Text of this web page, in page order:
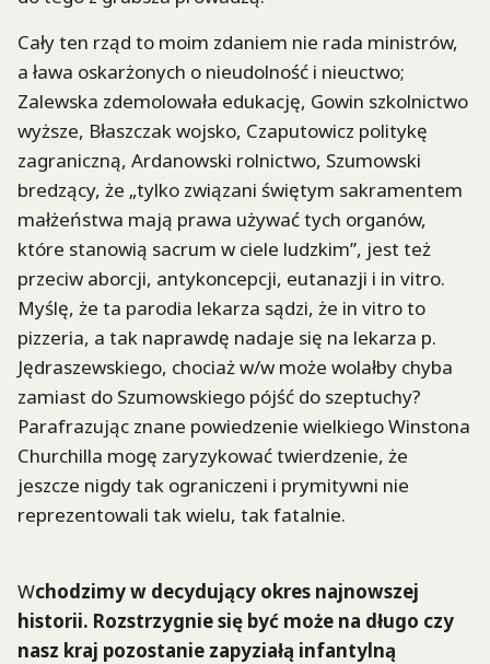
Cały ten rząd to moim zdaniem nie rada ministrów,
a ława oskarżonych o nieudolność i nieuctwo;
Zalewska zdemolowała edukację, Gowin szkolnictwo
wyższe, Błaszczak wojsko, Czaputowicz politykę
zagraniczną, Ardanowski rolnictwo, Szumowski
bredzący, że „tylko związani świętym sakramentem
małżeństwa mają prawa używać tych organów,
które stanowią sacrum w ciele ludzkim”, jest też
przeciw aborcji, antykoncepcji, eutanazji i in vitro.
Myślę, że ta parodia lekarza sądzi, że in vitro to
pizzeria, a tak naprawdę nadaje się na lekarza p.
Jędraszewskiego, chociaż w/w może wolałby chyba
zamiast do Szumowskiego pójść do szeptuchy?
Parafrazując znane powiedzenie wielkiego Winstona
Churchilla mogę zaryzykować twierdzenie, że
jeszcze nigdy tak ograniczeni i prymitywni nie
reprezentowali tak wielu, tak fatalnie.
Wchodzimy w decydujący okres najnowszej
historii. Rozstrzygnie się być może na długo czy
nasz kraj pozostanie zapyziałą infantylną